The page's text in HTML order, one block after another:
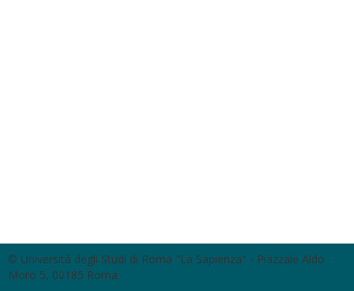
© Università degli Studi di Roma "La Sapienza" - Piazzale Aldo
Moro 5, 00185 Roma